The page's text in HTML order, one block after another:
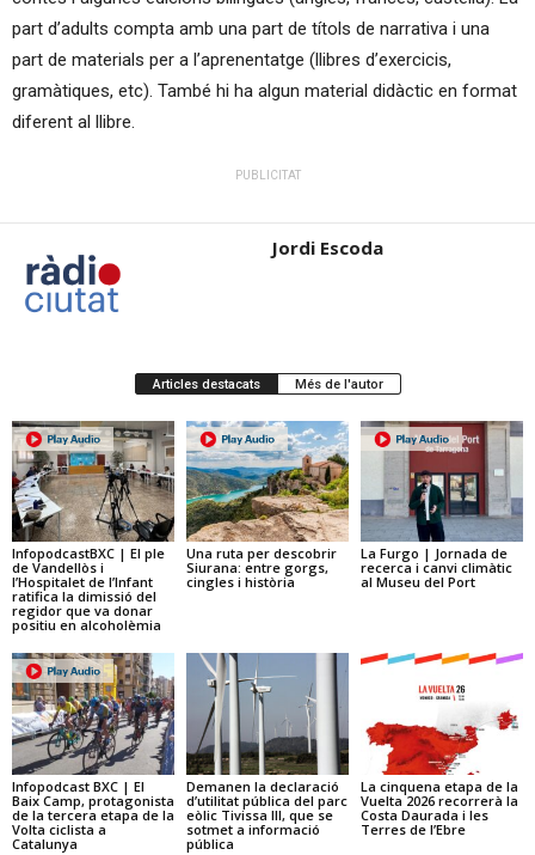
part d’adults compta amb una part de títols de narrativa i una
part de materials per a l’aprenentatge (llibres d’exercicis,
gramàtiques, etc). També hi ha algun material didàctic en format
diferent al llibre.
PUBLICITAT
Jordi Escoda
Articles destacats Més de l'autor
InfopodcastBXC | El ple
de Vandellòs i
l’Hospitalet de l’Infant
ratifica la dimissió del
regidor que va donar
positiu en alcoholèmia
Una ruta per descobrir
Siurana: entre gorgs,
cingles i història
La Furgo | Jornada de
recerca i canvi climàtic
al Museu del Port
Infopodcast BXC | El
Baix Camp, protagonista
de la tercera etapa de la
Volta ciclista a
Catalunya
Demanen la declaració
d’utilitat pública del parc
eòlic Tivissa III, que se
sotmet a informació
pública
La cinquena etapa de la
Vuelta 2026 recorrerà la
Costa Daurada i les
Terres de l’Ebre